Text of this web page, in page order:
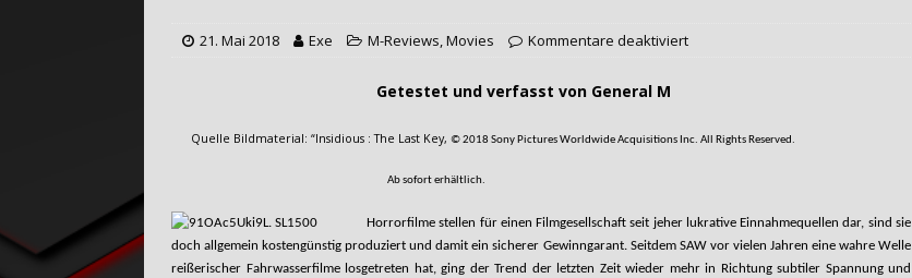
21. Mai 2018 Exe M-Reviews,Movies Kommentare deaktiviert
Getestet und verfasst von General M
Quelle Bildmaterial: “Insidious : The Last Key, © 2018 Sony Pictures Worldwide Acquisitions Inc. All Rights Reserved.
Ab sofort erhältlich.
Horrorfilme stellen für einen Filmgesellschaft seit jeher lukrative Einnahmequellen dar, sind sie
doch allgemein kostengünstig produziert und damit ein sicherer Gewinngarant. Seitdem SAW vor vielen Jahren eine wahre Welle
reißerischer Fahrwasserfilme losgetreten hat, ging der Trend der letzten Zeit wieder mehr in Richtung subtiler Spannung und